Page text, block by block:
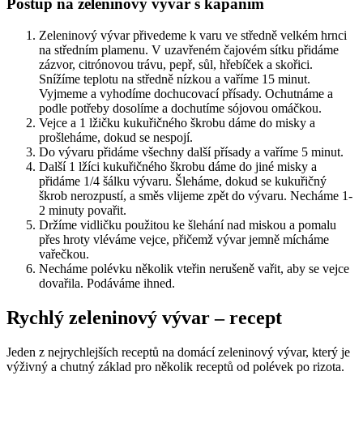
Postup na zeleninový vývar s kapáním
Zeleninový vývar přivedeme k varu ve středně velkém hrnci
na středním plamenu. V uzavřeném čajovém sítku přidáme
zázvor, citrónovou trávu, pepř, sůl, hřebíček a skořici.
Snížíme teplotu na středně nízkou a vaříme 15 minut.
Vyjmeme a vyhodíme dochucovací přísady. Ochutnáme a
podle potřeby dosolíme a dochutíme sójovou omáčkou.
Vejce a 1 lžičku kukuřičného škrobu dáme do misky a
prošleháme, dokud se nespojí.
Do vývaru přidáme všechny další přísady a vaříme 5 minut.
Další 1 lžíci kukuřičného škrobu dáme do jiné misky a
přidáme 1/4 šálku vývaru. Šleháme, dokud se kukuřičný
škrob nerozpustí, a směs vlijeme zpět do vývaru. Necháme 1-
2 minuty povařit.
Držíme vidličku použitou ke šlehání nad miskou a pomalu
přes hroty vléváme vejce, přičemž vývar jemně mícháme
vařečkou.
Necháme polévku několik vteřin nerušeně vařit, aby se vejce
dovařila. Podáváme ihned.
Rychlý zeleninový vývar – recept
Jeden z nejrychlejších receptů na domácí zeleninový vývar, který je
výživný a chutný základ pro několik receptů od polévek po rizota.